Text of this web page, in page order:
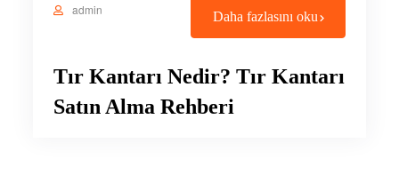
admin Daha fazlasını oku
Tır Kantarı Nedir? Tır Kantarı
Satın Alma Rehberi